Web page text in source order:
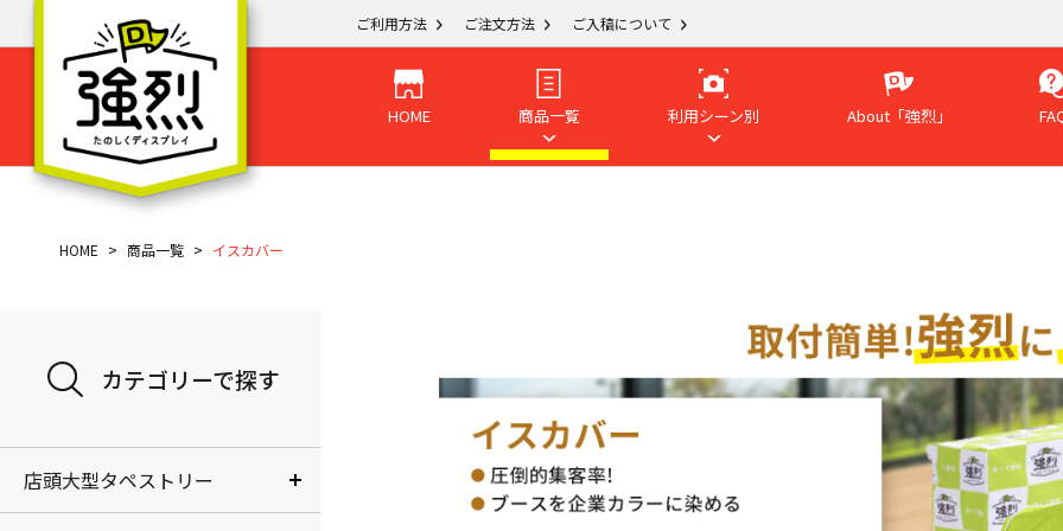
ご利用方法 ご注文方法 ご入稿について
HOME 商品一覧 利用シーン別 About「強烈」
HOME 商品一覧 イスカバー
カテゴリーで探す
店頭大型タペストリー